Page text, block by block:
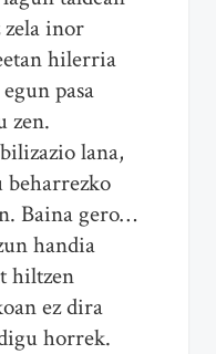
zela inor
hilerria
pasa
zen.
lana,
beharrezko
Baina gero…
handia
hiltzen
ez dira
horrek.